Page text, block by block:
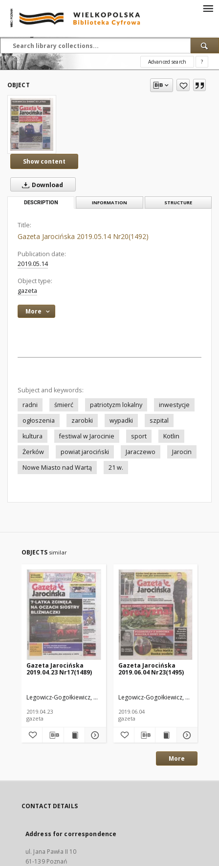
Advanced search ?
OBJECT
Show content
Download
DESCRIPTION INFORMATION STRUCTURE
Title:
Gazeta Jarocińska 2019.05.14 Nr20(1492)
Publication date:
2019.05.14
Object type:
gazeta
More
Subject and keywords:
radni
śmierć patriotyzm lokalny
inwestycje
ogłoszenia
zarobki wypadki
szpital
kultura
festiwal w Jarocinie sport
Kotlin
Żerków
powiat jarociński Jaraczewo
Jarocin
Nowe Miasto nad Wartą
21 w.
OBJECTS similar
Gazeta Jarocińska
2019.04.23 Nr17(1489)
Legowicz-Gogołkiewicz, Anna. Red.
2019.04.23
gazeta
Gazeta Jarocińska
2019.06.04 Nr23(1495)
Legowicz-Gogołkiewicz, Anna. Red.
2019.06.04
gazeta
More
CONTACT DETAILS
Address for correspondence
ul. Jana Pawła II 10
61-139 Poznań